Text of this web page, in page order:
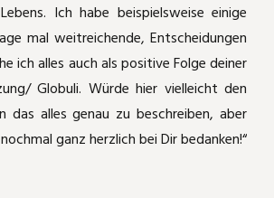
Ich habe beispielsweise einige
mal weitreichende, Entscheidungen
ich alles auch als positive Folge deiner
Globuli. Würde hier vielleicht den
das alles genau zu beschreiben, aber
ganz herzlich bei Dir bedanken!“